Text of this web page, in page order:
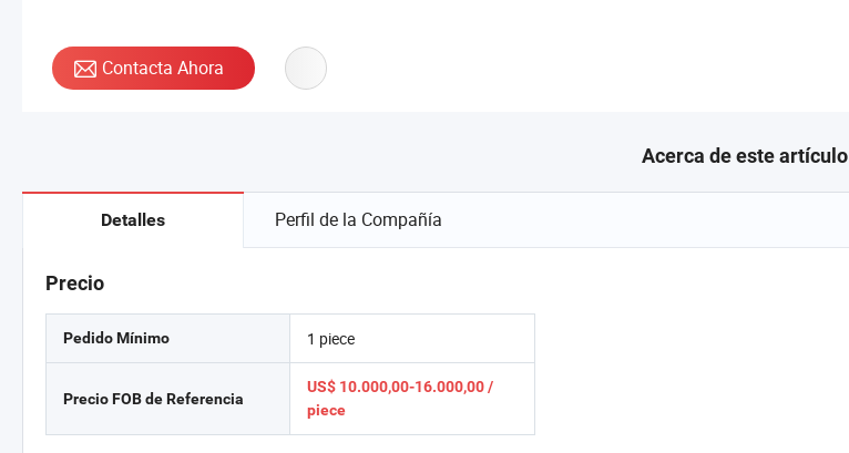
Contacta Ahora
Acerca de este artículo
Detalles Perfil de la Compañía
Precio
Pedido Mínimo
Precio FOB de Referencia
1 piece
US$ 10.000,00-16.000,00 /
piece